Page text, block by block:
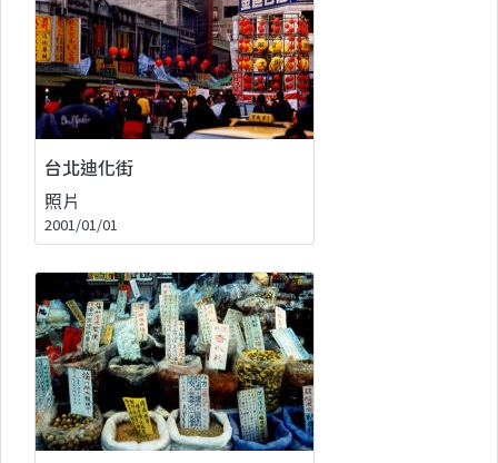
台北迪化街
照片
2001/01/01